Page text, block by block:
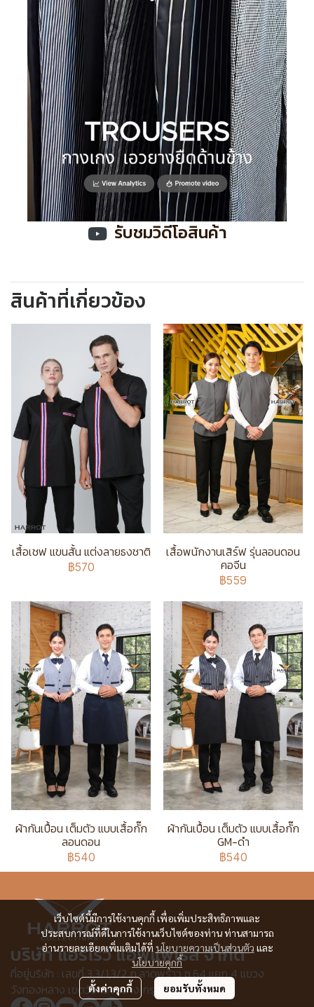
รับชมวิดีโอสินค้า
สินค้าที่เกี่ยวข้อง
เสื้อเชฟ แขนสั้น แต่งลายธงชาติ
฿570
เสื้อพนักงานเสิร์ฟ รุ่นลอนดอน
คอจีน
฿559
ผ้ากันเปื้อน เต็มตัว แบบเสื้อกั๊ก
ลอนดอน
฿540
ผ้ากันเปื้อน เต็มตัว แบบเสื้อกั๊ก
GM-ดำ
฿540
เว็บไซต์นี้มีการใช้งานคุกกี้ เพื่อเพิ่มประสิทธิภาพและ
ประสบการณ์ที่ดีในการใช้งานเว็บไซต์ของท่าน ท่านสามารถ
อ่านรายละเอียดเพิ่มเติมได้ที่ นโยบายความเป็นส่วนตัว และ
นโยบายคุกกี้
ตั้งค่าคุกกี้ ยอมรับทั้งหมด
บริษัท แอร์โรว์ แอพแพเรล จำกัด
ที่อยู่บริษัท : เลขที่ 3,3/1,3/2 ก.ลาดพร้าว ซ.64 แยก 4 แขวง
วังทองหลาง เขตวังทองหลาง กรุงเทพฯ 10310